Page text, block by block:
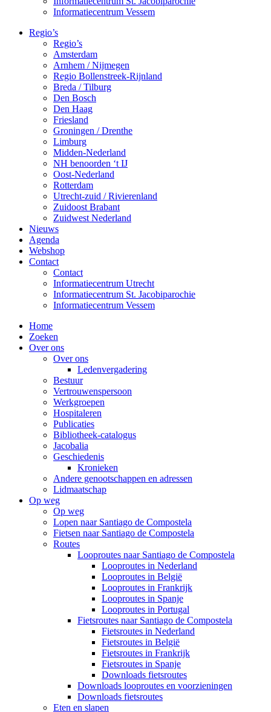
Informatiecentrum Vessem
Regio’s
Regio’s
Amsterdam
Arnhem / Nijmegen
Regio Bollenstreek-Rijnland
Breda / Tilburg
Den Bosch
Den Haag
Friesland
Groningen / Drenthe
Limburg
Midden-Nederland
NH benoorden ‘t IJ
Oost-Nederland
Rotterdam
Utrecht-zuid / Rivierenland
Zuidoost Brabant
Zuidwest Nederland
Nieuws
Agenda
Webshop
Contact
Contact
Informatiecentrum Utrecht
Informatiecentrum St. Jacobiparochie
Informatiecentrum Vessem
Home
Zoeken
Over ons
Over ons
Ledenvergadering
Bestuur
Vertrouwenspersoon
Werkgroepen
Hospitaleren
Publicaties
Bibliotheek-catalogus
Jacobalia
Geschiedenis
Kronieken
Andere genootschappen en adressen
Lidmaatschap
Op weg
Op weg
Lopen naar Santiago de Compostela
Fietsen naar Santiago de Compostela
Routes
Looproutes naar Santiago de Compostela
Looproutes in Nederland
Looproutes in België
Looproutes in Frankrijk
Looproutes in Spanje
Looproutes in Portugal
Fietsroutes naar Santiago de Compostela
Fietsroutes in Nederland
Fietsroutes in België
Fietsroutes in Frankrijk
Fietsroutes in Spanje
Downloads fietsroutes
Downloads looproutes en voorzieningen
Downloads fietsroutes
Eten en slapen